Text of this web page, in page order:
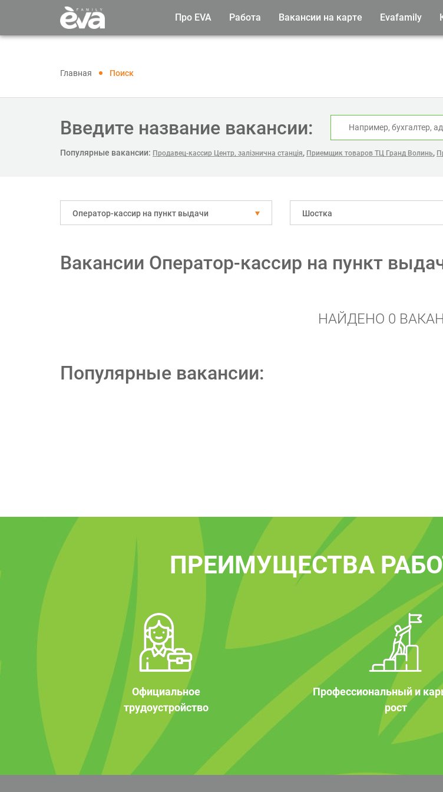
Про EVA Работа Вакансии на карте Evafamily
Главная Поиск
Введите название вакансии:
Популярные вакансии: Продавец-кассир Центр, залізнична станція, Приемщик товаров ТЦ Гранд Волинь,
Оператор-кассир на пункт выдачи Шостка
Вакансии Оператор-кассир на пункт
НАЙДЕНО 0
Популярные вакансии:
ПРЕИМУЩЕСТВА
Официальное
трудоустройство
Профессиональный и
рост